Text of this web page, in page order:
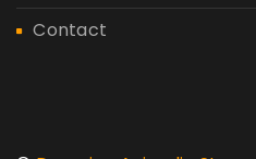
Contact